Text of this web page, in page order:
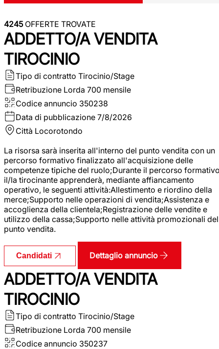
4245OFFERTE TROVATE
ADDETTO/A VENDITA
TIROCINIO
Tipo di contratto Tirocinio/Stage
Retribuzione Lorda 700 mensile
Codice annuncio 350238
Data di pubblicazione 7/8/2026
Città Locorotondo
La risorsa sarà inserita all'interno del punto vendita con un
percorso formativo finalizzato all'acquisizione delle
competenze tipiche del ruolo;Durante il percorso
il/la tirocinante apprenderà, mediante affiancamento
operativo, le seguenti attività:Allestimento e riordino della
merce;Supporto nelle operazioni di vendita;Assistenza e
accoglienza della clientela;Registrazione delle vendite e
utilizzo della cassa;Supporto nelle attività promozionali del
punto vendita.
Candidati Dettaglio annuncio
ADDETTO/A VENDITA
TIROCINIO
Tipo di contratto Tirocinio/Stage
Retribuzione Lorda 700 mensile
Codice annuncio 350237